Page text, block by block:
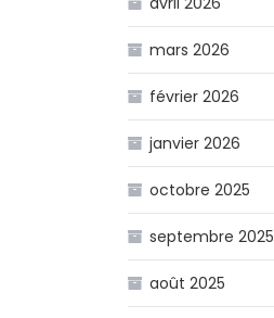
mars 2026
février 2026
janvier 2026
octobre 2025
septembre 2025
août 2025